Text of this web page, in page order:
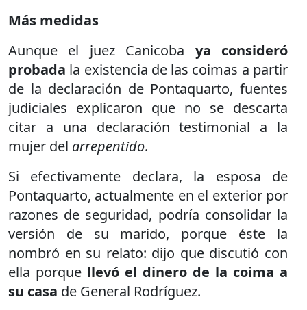
Más medidas
Aunque el juez Canicoba ya consideró
probada la existencia de las coimas a partir
de la declaración de Pontaquarto, fuentes
judiciales explicaron que no se descarta
citar a una declaración testimonial a la
mujer del arrepentido.
Si efectivamente declara, la esposa de
Pontaquarto, actualmente en el exterior por
razones de seguridad, podría consolidar la
versión de su marido, porque éste la
nombró en su relato: dijo que discutió con
ella porque llevó el dinero de la coima a
su casa de General Rodríguez.